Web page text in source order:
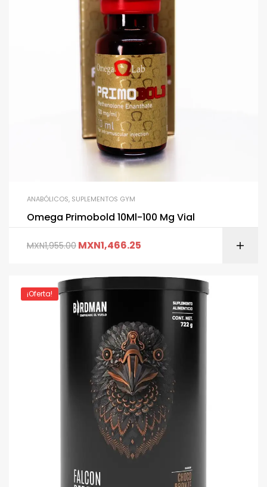
ANABÓLICOS, SUPLEMENTOS GYM
Omega Primobold 10Ml-100 Mg Vial
MXN1,955.00 MXN1,466.25
¡Oferta!